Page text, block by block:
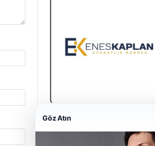
Enes Kaplan Avukatlık Bürosu
28/04/2026
Göz Atın